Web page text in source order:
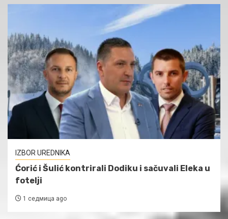
IZBOR UREDNIKA
Ćorić i Šulić kontrirali Dodiku i sačuvali Eleka u
fotelji
1 седмица ago